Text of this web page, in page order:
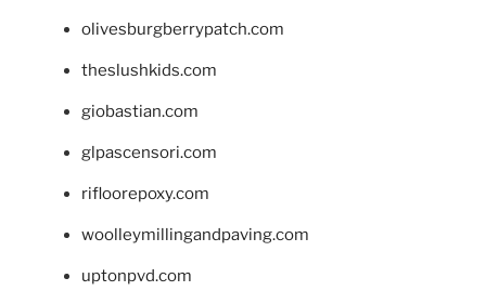
olivesburgberrypatch.com
theslushkids.com
giobastian.com
glpascensori.com
rifloorepoxy.com
woolleymillingandpaving.com
uptonpvd.com